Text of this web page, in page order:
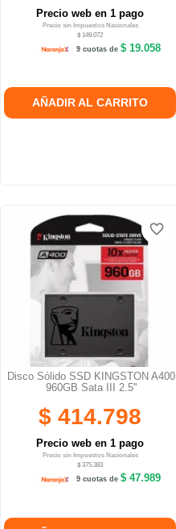
Precio web en 1 pago
Precio sin Impuestos Nacionales
$ 149.072
9 cuotas de$ 19.058
AÑADIR AL CARRITO
Disco Sólido SSD KINGSTON A400
960GB Sata III 2.5''
$ 414.798
Precio web en 1 pago
Precio sin Impuestos Nacionales
$ 375.383
9 cuotas de$ 47.989
favorite_border
favorite_border